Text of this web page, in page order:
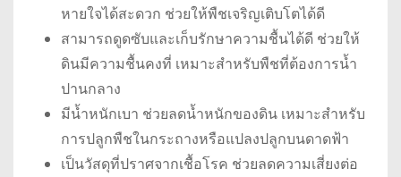
หายใจได้สะดวก ช่วยให้พืชเจริญเติบโตได้ดี
สามารถดูดซับและเก็บรักษาความชื้นได้ดี ช่วยให้
ดินมีความชื้นคงที่ เหมาะสำหรับพืชที่ต้องการน้ำ
ปานกลาง
มีน้ำหนักเบา ช่วยลดน้ำหนักของดิน เหมาะสำหรับ
การปลูกพืชในกระถางหรือแปลงปลูกบนดาดฟ้า
เป็นวัสดุที่ปราศจากเชื้อโรค ช่วยลดความเสี่ยงต่อ